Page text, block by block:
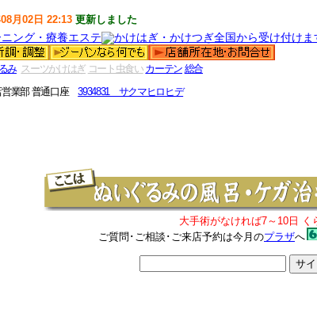
月02日 22:13 更新しました
み スーツかけはぎ コート虫食い カーテン 総合
業部 普通口座3934831 サクマヒロヒデ
大手術がなければ7～10日 く
ご質問･ご相談･ご来店予約は今月のプラザへ